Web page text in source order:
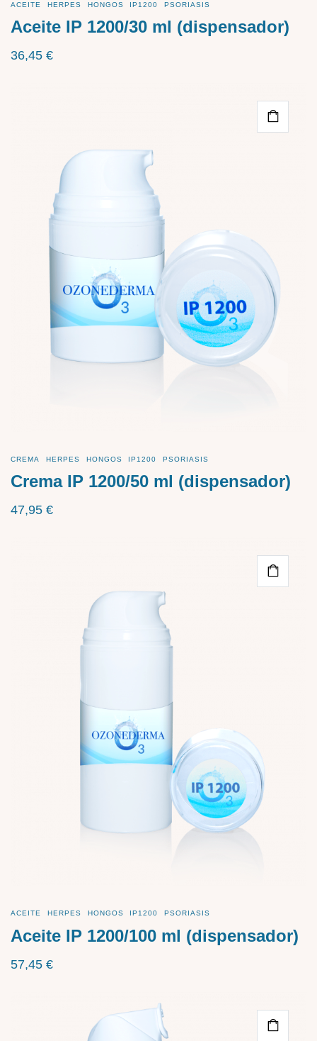
ACEITE HERPES HONGOS IP1200 PSORIASIS
Aceite IP 1200/30 ml (dispensador)
36,45 €
CREMA HERPES HONGOS IP1200 PSORIASIS
Crema IP 1200/50 ml (dispensador)
47,95 €
ACEITE HERPES HONGOS IP1200 PSORIASIS
Aceite IP 1200/100 ml (dispensador)
57,45 €